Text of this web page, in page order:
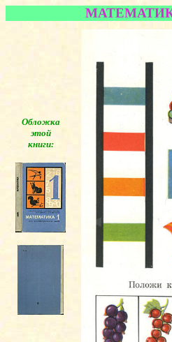
МАТЕМАТИКА
Обложка
этой
книги:
◄